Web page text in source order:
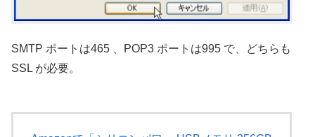
SMTP ポートは465 、POP3 ポートは995 で、どちらも
SSL が必要。